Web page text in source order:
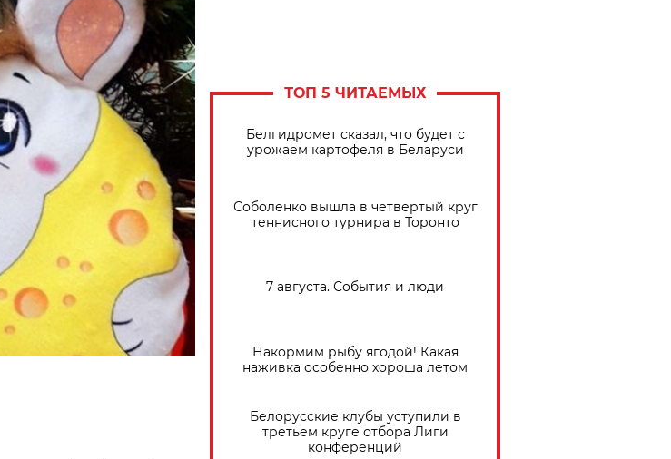
ТОП 5 ЧИТАЕМЫХ
Белгидромет сказал, что будет с
урожаем картофеля в Беларуси
Соболенко вышла в четвертый круг
теннисного турнира в Торонто
7 августа. События и люди
Накормим рыбу ягодой! Какая
наживка особенно хороша летом
Белорусские клубы уступили в
третьем круге отбора Лиги
конференций